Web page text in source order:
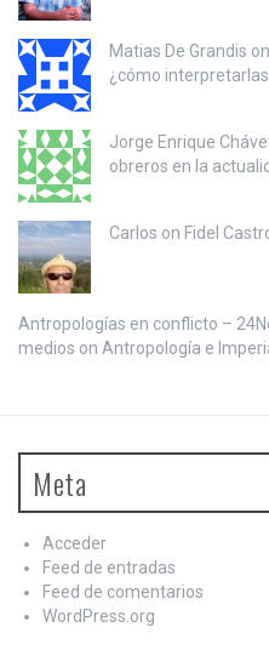
Matias De Grandis on
¿cómo
Jorge Enrique
obreros en la
Carlos on Fidel
Antropologías en conflicto –
medios on Antropología e
Meta
Acceder
Feed de entradas
Feed de comentarios
WordPress.org